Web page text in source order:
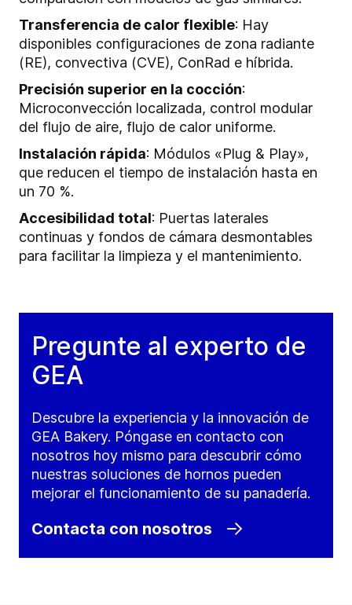
Transferencia de calor flexible: Hay
disponibles configuraciones de zona radiante
(RE), convectiva (CVE), ConRad e híbrida.
Precisión superior en la cocción:
Microconvección localizada, control modular
del flujo de aire, flujo de calor uniforme.
Instalación rápida: Módulos «Plug & Play»,
que reducen el tiempo de instalación hasta en
un 70 %.
Accesibilidad total: Puertas laterales
continuas y fondos de cámara desmontables
para facilitar la limpieza y el mantenimiento.
Pregunte al experto de
GEA
Descubre la experiencia y la innovación de
GEA Bakery. Póngase en contacto con
nosotros hoy mismo para descubrir cómo
nuestras soluciones de hornos pueden
mejorar el funcionamiento de su panadería.
Contacta con nosotros